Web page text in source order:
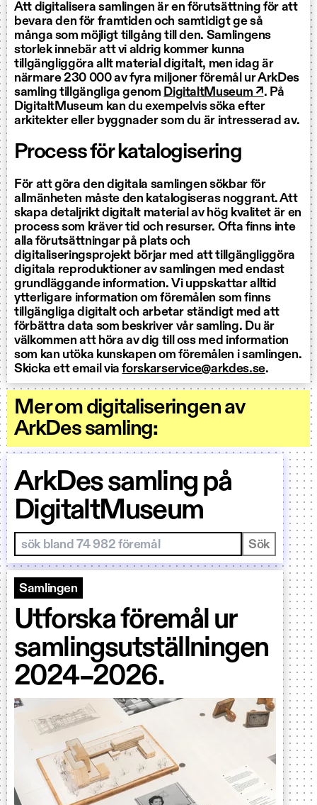
Att digitalisera samlingen är en förutsättning för att
bevara den för framtiden och samtidigt ge så
många som möjligt tillgång till den. Samlingens
storlek innebär att vi aldrig kommer kunna
tillgängliggöra allt material digitalt, men idag är
närmare 230 000 av fyra miljoner föremål ur ArkDes
samling tillgängliga genom DigitaltMuseum ↗. På
DigitaltMuseum kan du exempelvis söka efter
arkitekter eller byggnader som du är intresserad av.
Process för katalogisering
För att göra den digitala samlingen sökbar för
allmänheten måste den katalogiseras noggrant. Att
skapa detaljrikt digitalt material av hög kvalitet är en
process som kräver tid och resurser. Ofta finns inte
alla förutsättningar på plats och
digitaliseringsprojekt börjar med att tillgängliggöra
digitala reproduktioner av samlingen med endast
grundläggande information. Vi uppskattar alltid
ytterligare information om föremålen som finns
tillgängliga digitalt och arbetar ständigt med att
förbättra data som beskriver vår samling. Du är
välkommen att höra av dig till oss med information
som kan utöka kunskapen om föremålen i samlingen.
Skicka ett email viaforskarservice@arkdes.se.
Mer om digitaliseringen av
ArkDes samling:
ArkDes samling på
DigitaltMuseum
Sök i samlingar Sök
Samlingen
Utforska föremål ur
samlingsutställningen
2024–2026.